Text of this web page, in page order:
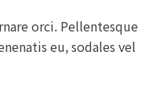
orci. Pellentesque
eu, sodales vel